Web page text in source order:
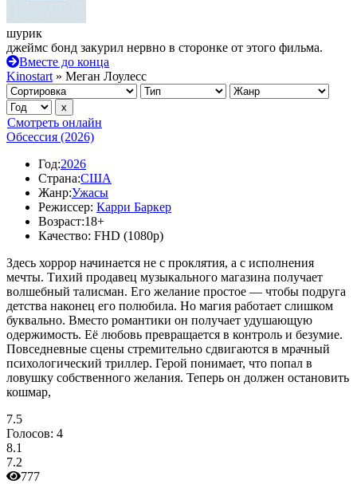
шурик
джеймс бонд закурил нервно в сторонке от этого фильма.
Вместе до конца
Kinostart » Меган Лоулесс
Смотреть онлайн
Обсессия (2026)
Год:2026
Страна:США
Жанр:Ужасы
Режиссер: Карри Баркер
Возраст:18+
Качество: FHD (1080p)
Здесь хоррор начинается не с проклятия, а с исполнения
мечты. Тихий продавец музыкального магазина получает
волшебный талисман. Его желание простое — чтобы подруга
детства наконец его полюбила. Но магия работает слишком
буквально. Вместо романтики он получает удушающую
одержимость. Её любовь превращается в контроль и безумие.
Повседневные сцены стремительно сдвигаются в мрачный
психологический триллер. Герой понимает, что попал в
ловушку собственного желания. Теперь он должен остановить
кошмар,
7.5
Голосов: 4
8.1
7.2
777